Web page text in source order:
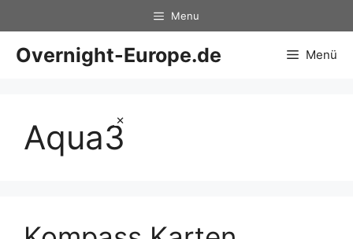
×
Inhalt
springen
Menu
Overnight-Europe.de Menü
Aqua3